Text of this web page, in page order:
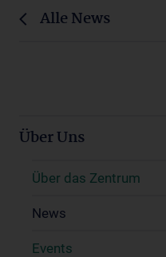
Alle News
Über Uns
Über das Zentrum
News
Events